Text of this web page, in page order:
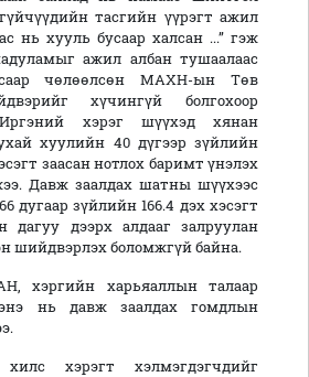
тасгийн үүрэгт ажил
нь хууль бусаар халсан ...” гэж
ажил албан тушаалаас
чөлөөлсөн МАХН-ын Төв
хүчингүй болгохоор
хэрэг шүүхэд хянан
хуулийн 40 дүгээр зүйлийн
заасан нотлох баримт үнэлэх
Давж заалдах шатны шүүхээс
дугаар зүйлийн 166.4 дэх хэсэгт
дагуу дээрх алдааг залруулан
шийдвэрлэх боломжгүй байна.
хэргийн харьяаллын талаар
нь давж заалдах гомдлын
хэрэгт хэлмэгдэгчдийг